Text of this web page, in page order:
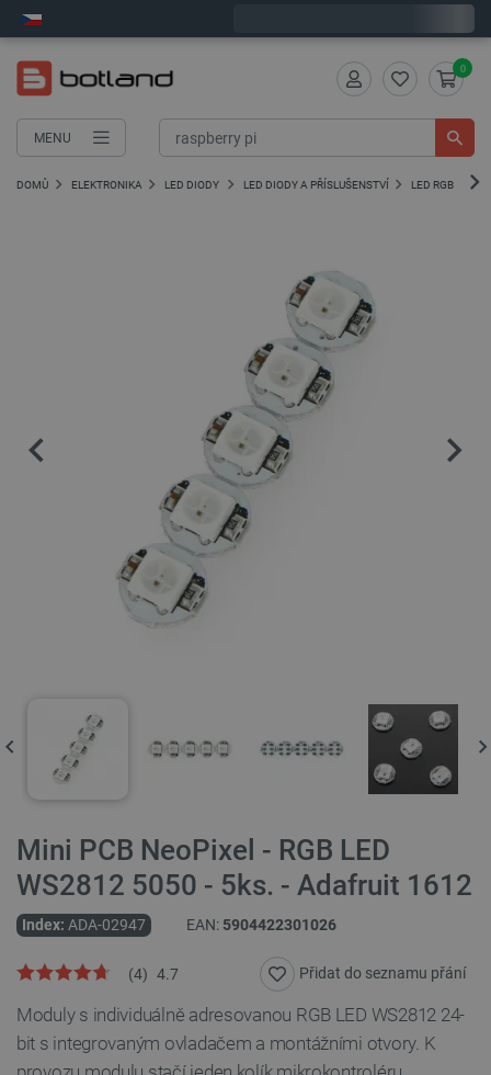
MENU
0
DOMŮ ELEKTRONIKA LED DIODY LED DIODY A PŘÍSLUŠENSTVÍ LED RGB
Mini PCB NeoPixel - RGB LED
WS2812 5050 - 5ks. - Adafruit 1612
Index: ADA-02947 EAN: 5904422301026
4.7
(4) Přidat do seznamu přání
Moduly s individuálně adresovanou RGB LED WS2812 24-
bit s integrovaným ovladačem a montážními otvory. K